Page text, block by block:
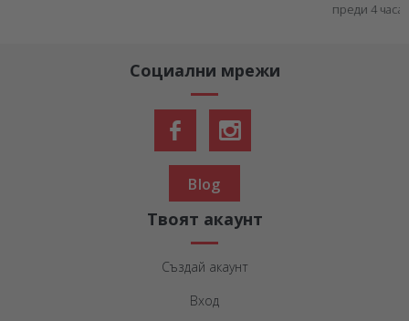
преди 4
Социални мрежи
Blog
Твоят акаунт
Създай акаунт
Вход